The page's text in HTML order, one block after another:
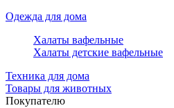
Одежда для дома
Халаты вафельные
Халаты детские вафельные
Техника для дома
Товары для животных
Покупателю